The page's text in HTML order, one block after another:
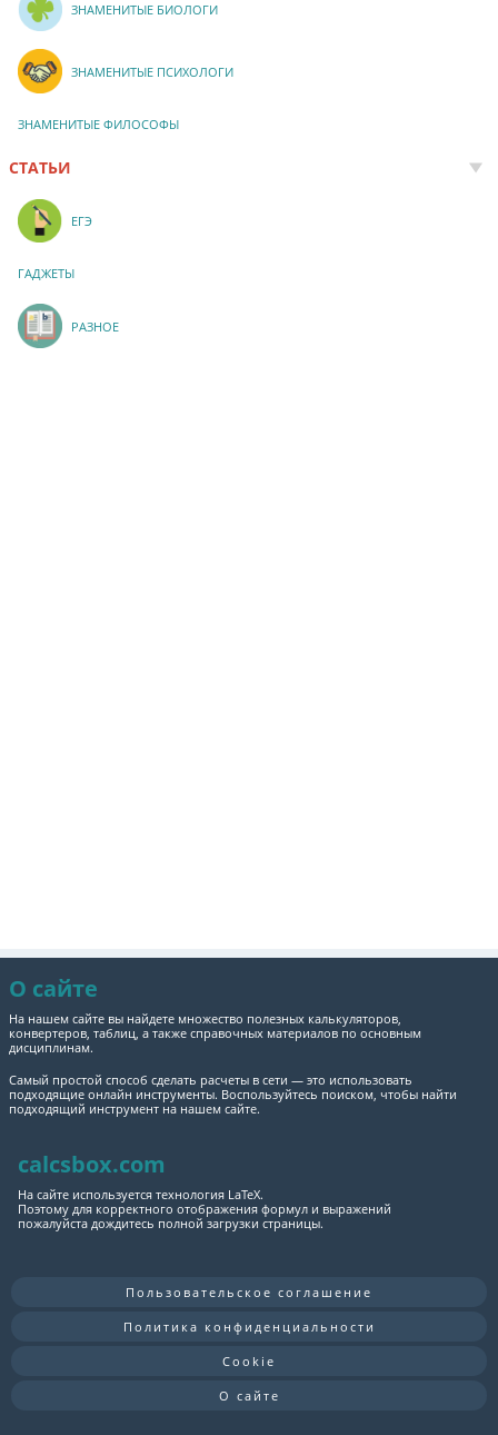
ЗНАМЕНИТЫЕ БИОЛОГИ
ЗНАМЕНИТЫЕ ПСИХОЛОГИ
ЗНАМЕНИТЫЕ ФИЛОСОФЫ
СТАТЬИ
ЕГЭ
ГАДЖЕТЫ
РАЗНОЕ
О сайте
На нашем сайте вы найдете множество полезных калькуляторов,
конвертеров, таблиц, а также справочных материалов по основным
дисциплинам.
Самый простой способ сделать расчеты в сети — это использовать
подходящие онлайн инструменты. Воспользуйтесь поиском, чтобы найти
подходящий инструмент на нашем сайте.
calcsbox.com
На сайте используется технология LaTeX.
Поэтому для корректного отображения формул и выражений
пожалуйста дождитесь полной загрузки страницы.
Пользовательское соглашение
Политика конфиденциальности
Cookie
О сайте